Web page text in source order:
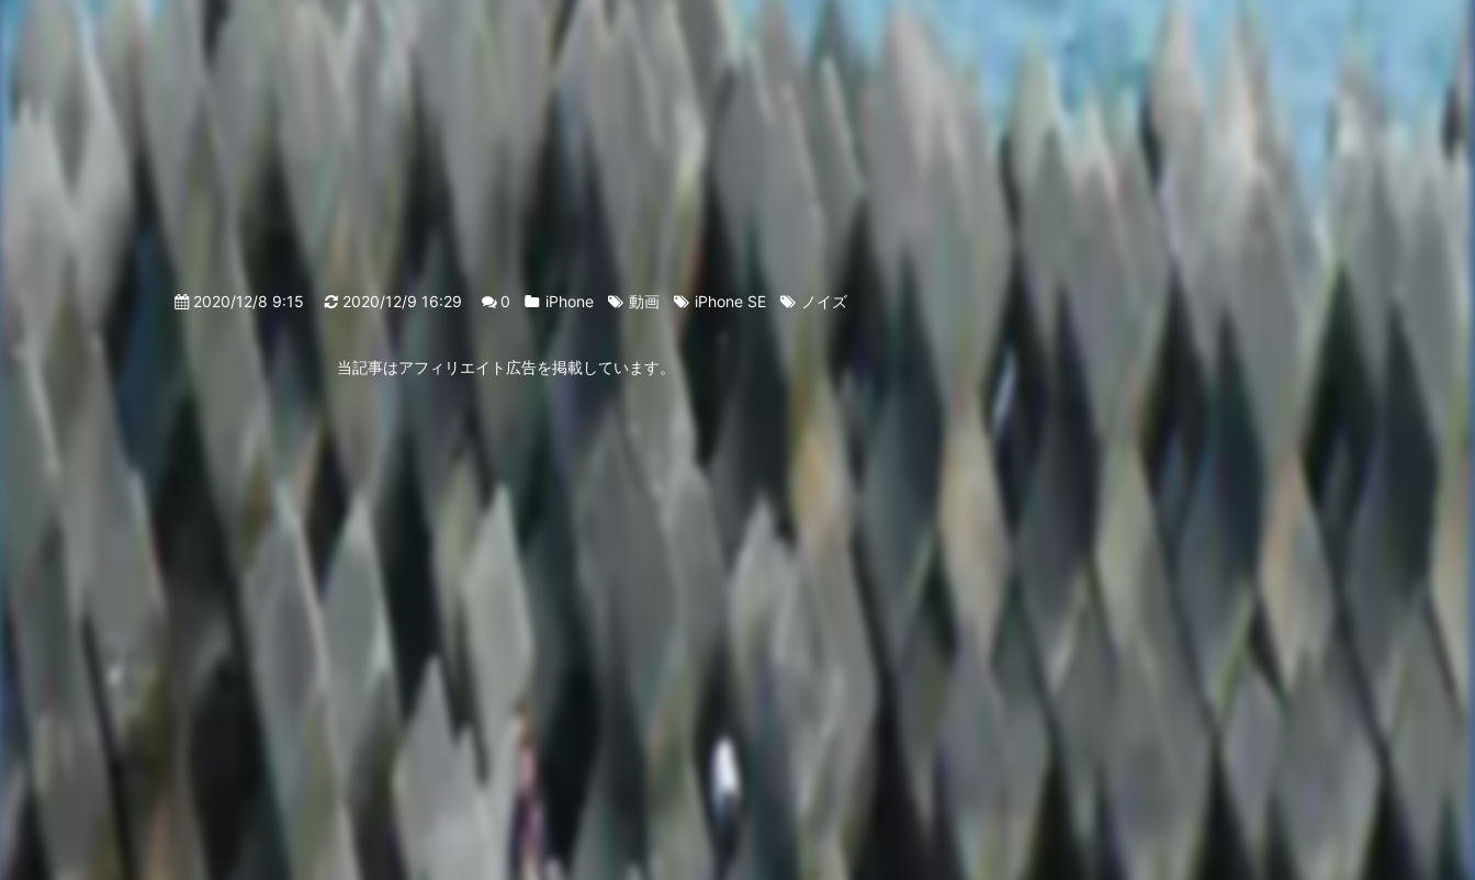
2020/12/8 9:15 2020/12/9 16:29 0 iPhone 動画 iPhone SE ノイズ
当記事はアフィリエイト広告を掲載しています。